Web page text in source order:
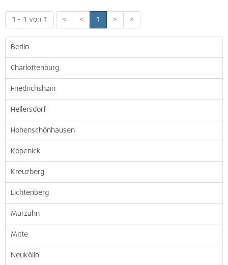
1 - 1 von 1 « < 1 > »
Berlin
Charlottenburg
Friedrichshain
Hellersdorf
Hohenschönhausen
Köpenick
Kreuzberg
Lichtenberg
Marzahn
Mitte
Neukölln